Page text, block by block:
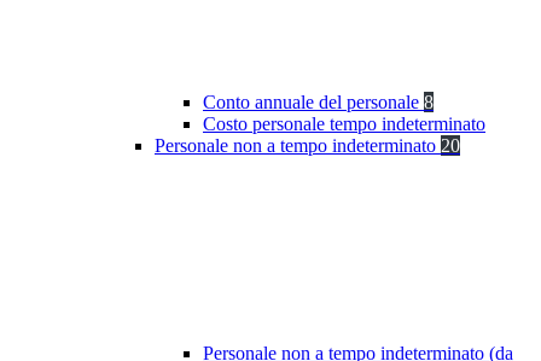
Conto annuale del personale 8
Costo personale tempo indeterminato
Personale non a tempo indeterminato 20
Personale non a tempo indeterminato (da